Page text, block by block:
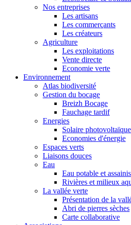
Nos entreprises
Les artisans
Les commerçants
Les créateurs
Agriculture
Les exploitations
Vente directe
Economie verte
Environnement
Atlas biodiversité
Gestion du bocage
Breizh Bocage
Fauchage tardif
Energies
Solaire photovoltaïque
Economies d'énergie
Espaces verts
Liaisons douces
Eau
Eau potable et
Rivières et milieux
La vallée verte
Présentation de la
Abri de pierres sèches
Carte collaborative